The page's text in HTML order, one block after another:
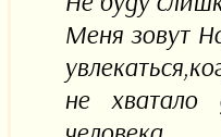
Меня зовут
не хватало